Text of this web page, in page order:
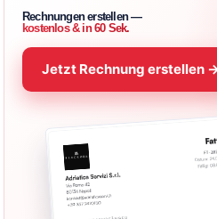
Rechnungen erstellen —
kostenlos & in 60 Sek.
Jetzt Rechnung erstellen →